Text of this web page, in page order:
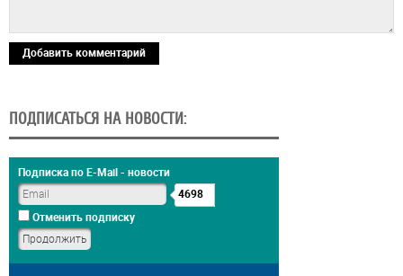
Добавить комментарий
ПОДПИСАТЬСЯ НА НОВОСТИ:
Подписка по E-Mail - новости
4698
Отменить подписку